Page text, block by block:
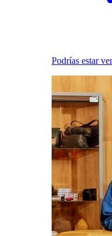
Podrías estar